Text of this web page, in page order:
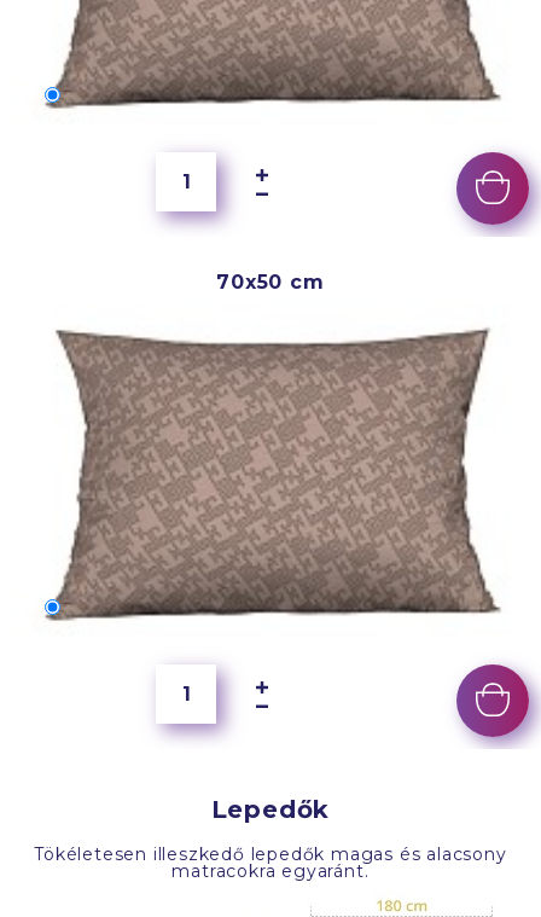
60x40 cm
70x50 cm
70x50 cm
Lepedők
Tökéletesen illeszkedő lepedők magas és alacsony
matracokra egyaránt.